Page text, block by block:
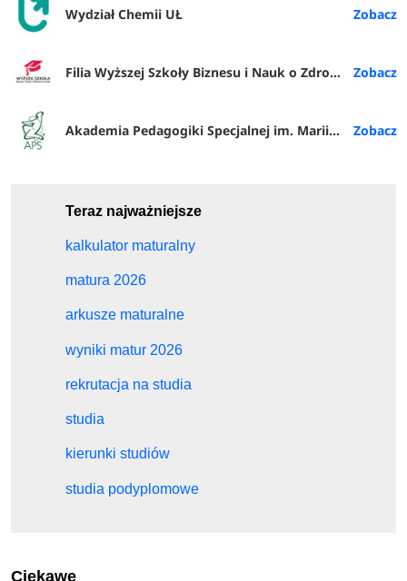
Wydział Chemii UŁ
Filia Wyższej Szkoły Biznesu i Nauk o Zdrowiu w Rybniku
Akademia Pedagogiki Specjalnej im. Marii Grzegorzewskiej w Warszawie
Teraz najważniejsze
kalkulator maturalny
matura 2026
arkusze maturalne
wyniki matur 2026
rekrutacja na studia
studia
kierunki studiów
studia podyplomowe
Ciekawe